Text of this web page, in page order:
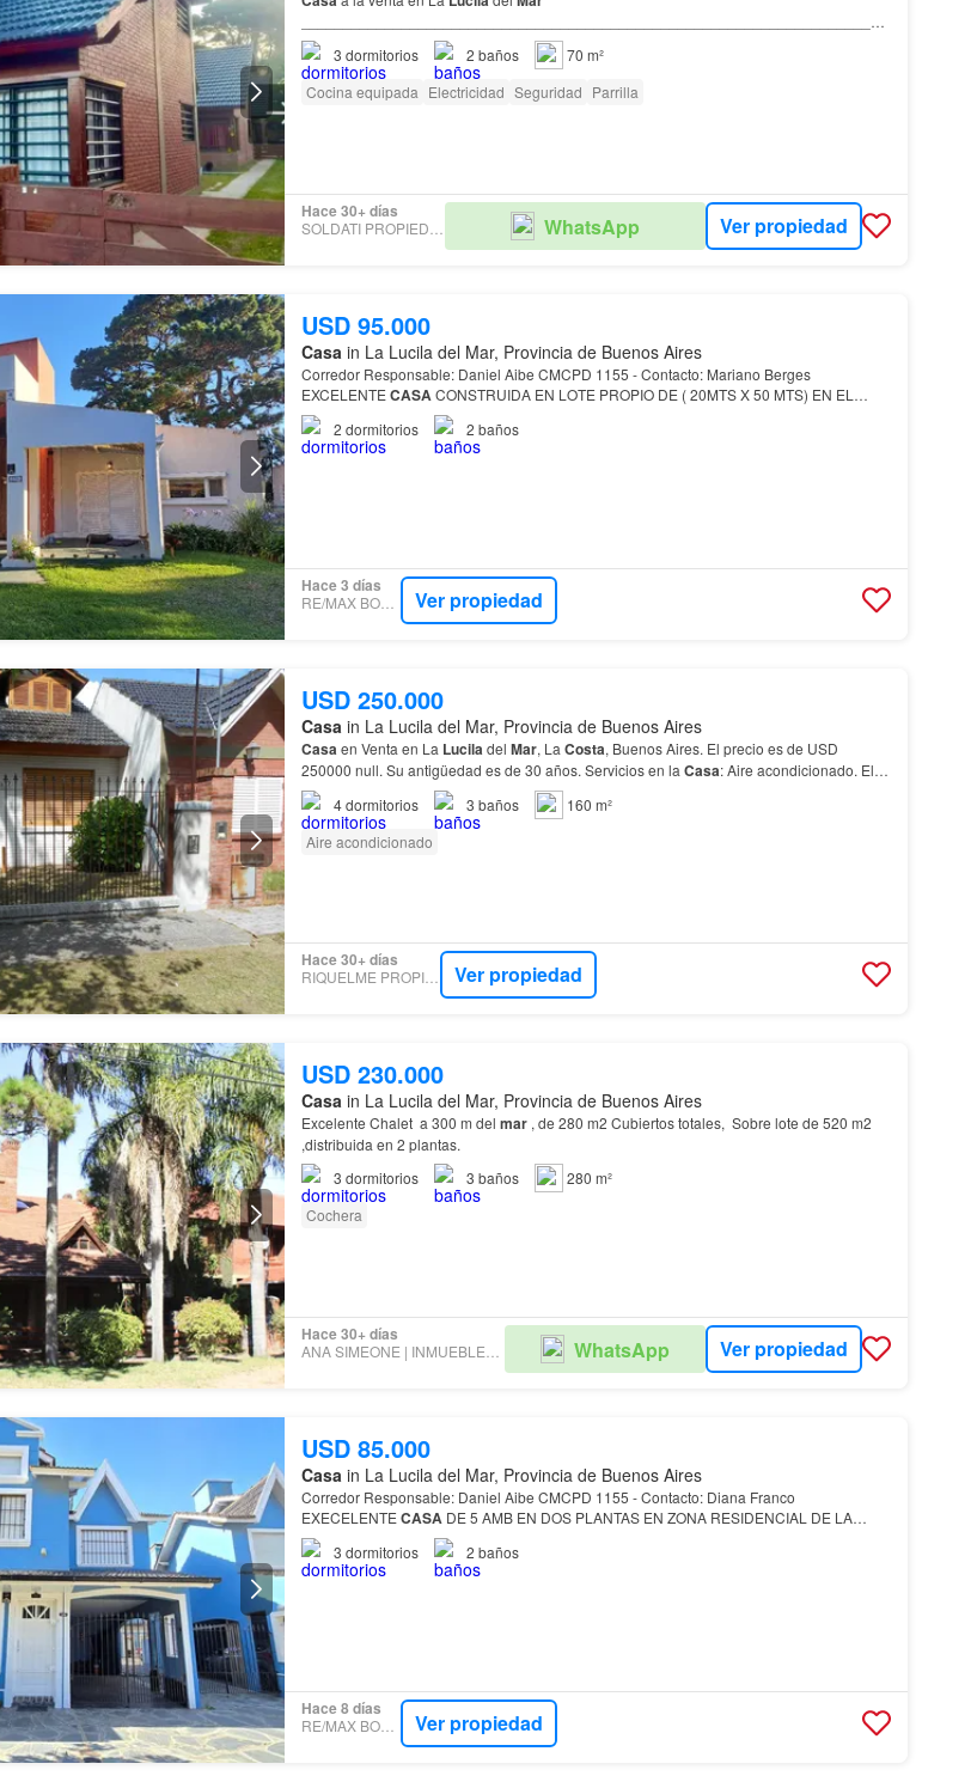
______________________________________________________________________
_____ Descripción: ¡¡Se toma propiedad de menor
de LaLuciladelMar, unidad Nr…
3 dormitorios 2 baños
70 m²
Cocina equipada Electricidad Seguridad Parrilla
Hace 30+ días
WhatsApp Ver propiedad
USD 95.000
Casa in La Lucila del Mar, Provincia de Buenos Aires
Corredor Responsable: Daniel Aibe CMCPD 1155 - Contacto: Mariano Berges
EXCELENTE CASACONSTRUIDA EN LOTE PROPIO DE ( 20MTS X 50 MTS) EN EL
BARRIO DEL PINAR EN LA
2 dormitorios 2 baños
Hace 3 días
RE/MAX BOSQUE Ver propiedad
USD 250.000
Casa in La Lucila del Mar, Provincia de Buenos Aires
Casaen Venta en La Luciladel Mar, La Costa, Buenos Aires. El precio es de USD
250000 null. Su antigüedad es de 30 años. Servicios en la Casa: Aire acondicionado. El
Casa cuenta con: 4 Habitaciones…
4dormitorios 3 baños
160 m²
Aire acondicionado
Hace 30+ días
RIQUELME PROPIEDADES Ver propiedad
USD 230.000
Casa in La Lucila del Mar, Provincia de Buenos Aires
Excelente Chalet a 300 m del mar, de 280 m2 Cubiertos totales, Sobre lote de 520 m2
,distribuida en 2 plantas.
3 dormitorios 3 baños
280 m²
Cochera
Hace 30+ días
WhatsApp Ver propiedad
USD 85.000
Casa in La Lucila del Mar, Provincia de Buenos Aires
Corredor Responsable: Daniel Aibe CMCPD 1155 - Contacto: Diana Franco
EXECELENTE CASA DE 5 AMB EN DOS PLANTAS EN ZONA RESIDENCIAL DE LA
LUCILA DE TUS SUEÑOS EXISTE Y ESTA EN LA
CALLE RIO NEGRO 17…
3 dormitorios 2 baños
Hace 8 días
RE/MAX BOSQUE Ver propiedad